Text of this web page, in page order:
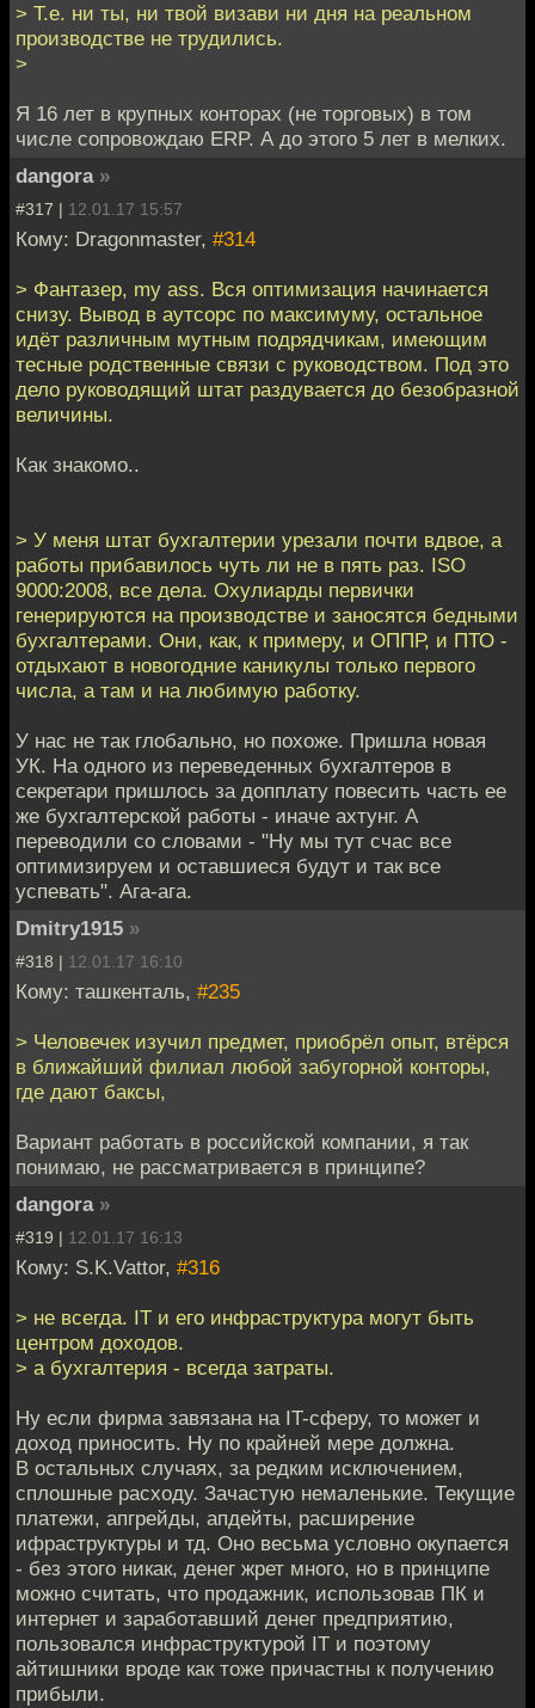
> Т.е. ни ты, ни твой визави ни дня на реальном
производстве не трудились.
>
Я 16 лет в крупных конторах (не торговых) в том
числе сопровождаю ERP. А до этого 5 лет в мелких.
dangora »
#317 | 12.01.17 15:57
Кому: Dragonmaster, #314
> Фантазер, my ass. Вся оптимизация начинается
снизу. Вывод в аутсорс по максимуму, остальное
идёт различным мутным подрядчикам, имеющим
тесные родственные связи с руководством. Под это
дело руководящий штат раздувается до безобразной
величины.
Как знакомо..
> У меня штат бухгалтерии урезали почти вдвое, а
работы прибавилось чуть ли не в пять раз. ISO
9000:2008, все дела. Охулиарды первички
генерируются на производстве и заносятся бедными
бухгалтерами. Они, как, к примеру, и ОППР, и ПТО -
отдыхают в новогодние каникулы только первого
числа, а там и на любимую работку.
У нас не так глобально, но похоже. Пришла новая
УК. На одного из переведенных бухгалтеров в
секретари пришлось за допплату повесить часть ее
же бухгалтерской работы - иначе ахтунг. А
переводили со словами - "Ну мы тут счас все
оптимизируем и оставшиеся будут и так все
успевать". Ага-ага.
Dmitry1915 »
#318 | 12.01.17 16:10
Кому: ташкенталь, #235
> Человечек изучил предмет, приобрёл опыт, втёрся
в ближайший филиал любой забугорной конторы,
где дают баксы,
Вариант работать в российской компании, я так
понимаю, не рассматривается в принципе?
dangora »
#319 | 12.01.17 16:13
Кому: S.K.Vattor, #316
> не всегда. IT и его инфраструктура могут быть
центром доходов.
> а бухгалтерия - всегда затраты.
Ну если фирма завязана на IT-сферу, то может и
доход приносить. Ну по крайней мере должна.
В остальных случаях, за редким исключением,
сплошные расходу. Зачастую немаленькие. Текущие
платежи, апгрейды, апдейты, расширение
ифраструктуры и тд. Оно весьма условно окупается
- без этого никак, денег жрет много, но в принципе
можно считать, что продажник, использовав ПК и
интернет и заработавший денег предприятию,
пользовался инфраструктурой IT и поэтому
айтишники вроде как тоже причастны к получению
прибыли.